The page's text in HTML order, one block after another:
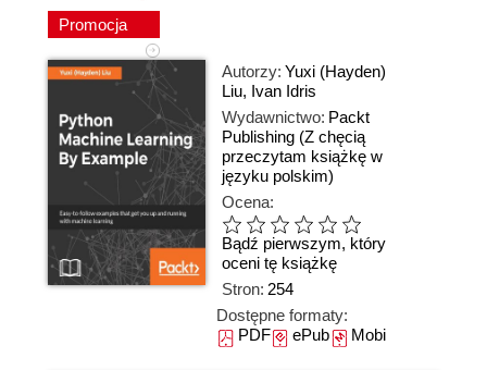
Promocja
Autorzy: Yuxi (Hayden)
Liu, Ivan Idris
Wydawnictwo: Packt
Publishing (Z chęcią
przeczytam książkę w
języku polskim)
Ocena:
Bądź pierwszym, który
oceni tę książkę
Stron: 254
Dostępne formaty:
PDFePubMobi